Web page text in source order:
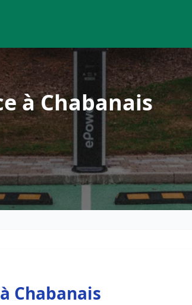
à Chabanais
Chabanais